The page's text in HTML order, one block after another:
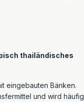
thailändisches
eingebauten Bänken.
und wird häufig